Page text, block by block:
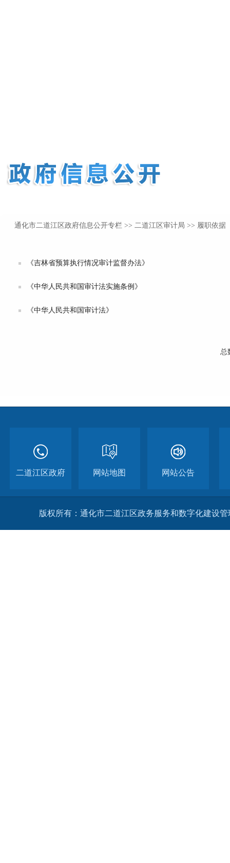
通化市二道江区政府信息公开专栏 >> 二道江区审计局 >> 履职依据
《吉林省预算执行情况审计监督办法》
《中华人民共和国审计法实施条例》
《中华人民共和国审计法》
总